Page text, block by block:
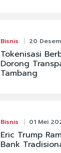
Bisnis 20
Tokenisasi
Dorong
Tambang
Bisnis 01 Mei
Eric Trump
Bank